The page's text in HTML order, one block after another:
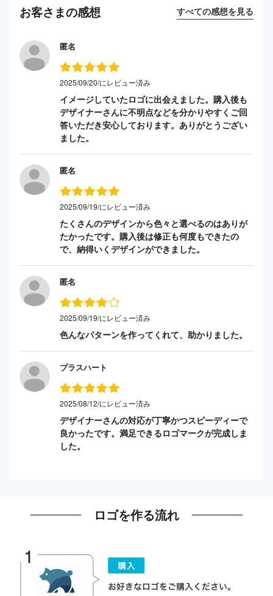
お客さまの感想 すべての感想を見る
匿名
2025/09/20/にレビュー済み
イメージしていたロゴに出会えました。購入後も
デザイナーさんに不明点などを分かりやすくご回
答いただき安心しております。ありがとうござい
ました。
匿名
2025/09/19/にレビュー済み
たくさんのデザインから色々と選べるのはありが
たかったです。購入後は修正も何度もできたの
で、納得いくデザインができました。
匿名
2025/09/19/にレビュー済み
色んなパターンを作ってくれて、助かりました。
プラスハート
2025/08/12/にレビュー済み
デザイナーさんの対応が丁寧かつスピーディーで
良かったです。満足できるロゴマークが完成しま
した。
ロゴを作る流れ